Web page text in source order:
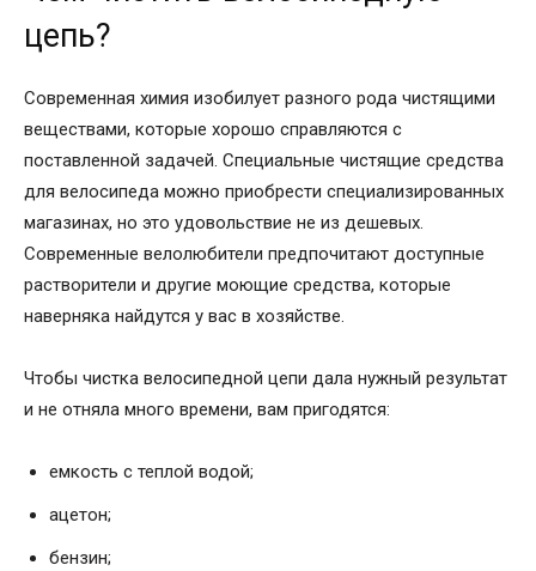
цепь?
Современная химия изобилует разного рода чистящими
веществами, которые хорошо справляются с
поставленной задачей. Специальные чистящие средства
для велосипеда можно приобрести специализированных
магазинах, но это удовольствие не из дешевых.
Современные велолюбители предпочитают доступные
растворители и другие моющие средства, которые
наверняка найдутся у вас в хозяйстве.
Чтобы чистка велосипедной цепи дала нужный результат
и не отняла много времени, вам пригодятся:
емкость с теплой водой;
ацетон;
бензин;